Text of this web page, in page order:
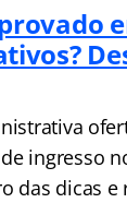
ingresso
das dicas e